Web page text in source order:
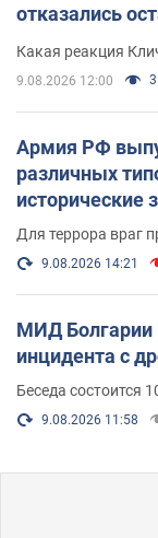
отказались
Какая реакция
9.08.2026 12:00
Армия РФ
различных
исторические
и видео
Для террора враг
9.08.2026 14:21
МИД Болгарии
инцидента с
Беседа состоится
9.08.2026 11:58